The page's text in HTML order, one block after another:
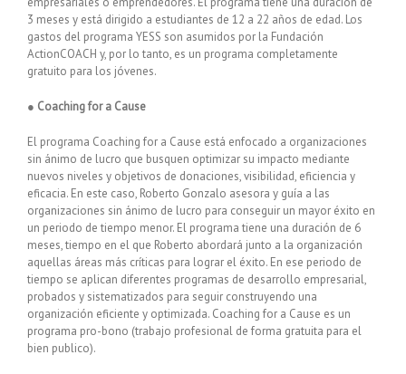
3 meses y está dirigido a estudiantes de 12 a 22 años de edad. Los
gastos del programa YESS son asumidos por la Fundación
ActionCOACH y, por lo tanto, es un programa completamente
gratuito para los jóvenes.
● Coaching for a Cause
El programa Coaching for a Cause está enfocado a organizaciones
sin ánimo de lucro que busquen optimizar su impacto mediante
nuevos niveles y objetivos de donaciones, visibilidad, eficiencia y
eficacia. En este caso, Roberto Gonzalo asesora y guía a las
organizaciones sin ánimo de lucro para conseguir un mayor éxito en
un periodo de tiempo menor. El programa tiene una duración de 6
meses, tiempo en el que Roberto abordará junto a la organización
aquellas áreas más críticas para lograr el éxito. En ese periodo de
tiempo se aplican diferentes programas de desarrollo empresarial,
probados y sistematizados para seguir construyendo una
organización eficiente y optimizada. Coaching for a Cause es un
programa pro-bono (trabajo profesional de forma gratuita para el
bien publico).